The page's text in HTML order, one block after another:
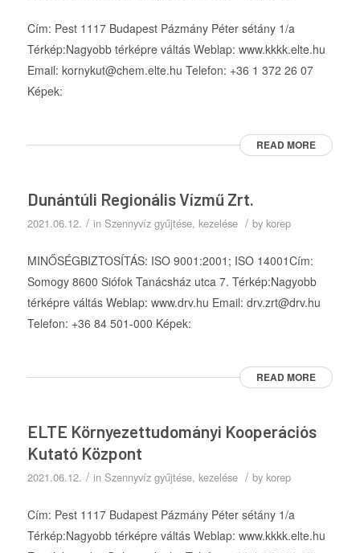
Cím: Pest 1117 Budapest Pázmány Péter sétány 1/a
Térkép:Nagyobb térképre váltás Weblap: www.kkkk.elte.hu
Email: kornykut@chem.elte.hu Telefon: +36 1 372 26 07
Képek:
READ MORE
Dunántúli Regionális Vízmű Zrt.
2021.06.12. / in Szennyvíz gyűjtése, kezelése / by korep
MINŐSÉGBIZTOSÍTÁS: ISO 9001:2001; ISO 14001Cím:
Somogy 8600 Siófok Tanácsház utca 7. Térkép:Nagyobb
térképre váltás Weblap: www.drv.hu Email: drv.zrt@drv.hu
Telefon: +36 84 501-000 Képek:
READ MORE
ELTE Környezettudományi Kooperációs
Kutató Központ
2021.06.12. / in Szennyvíz gyűjtése, kezelése / by korep
Cím: Pest 1117 Budapest Pázmány Péter sétány 1/a
Térkép:Nagyobb térképre váltás Weblap: www.kkkk.elte.hu